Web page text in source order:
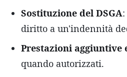
Sostituzione del DSGA
diritto a un'indennità
Prestazioni
quando autorizzati.